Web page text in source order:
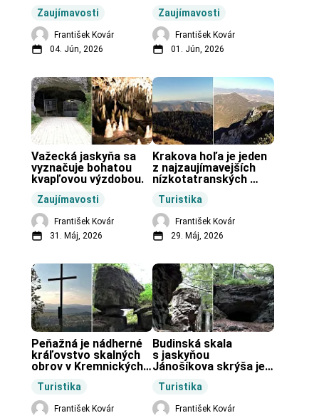
Zaujímavosti
vo svete.
František Kovár
04. Jún, 2026
Zaujímavosti
František Kovár
01. Jún, 2026
Zaujímavosti
Važecká jaskyňa sa
vyznačuje bohatou
kvapľovou výzdobou.
František Kovár
31. Máj, 2026
Turistika
Krakova hoľa je jeden
z najzaujímavejších
nízkotatranských
František Kovár
29. Máj, 2026
Turistika
Peňažná je nádherné
kráľovstvo skalných
obrov v Kremnických
František Kovár
Turistika
Budinská skala
s jaskyňou
Jánošíkova skrýša je
obci Budiná.
František Kovár